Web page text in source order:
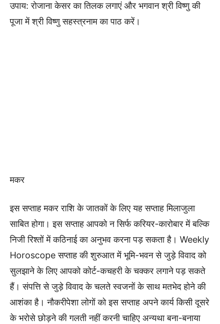
उपाय: रोजाना केसर का तिलक लगाएं और भगवान श्री विष्णु की
पूजा में श्री विष्णु सहस्त्रनाम का पाठ करें।
मकर
इस सप्ताह मकर राशि के जातकों के लिए यह सप्ताह मिलाजुला
साबित होगा। इस सप्ताह आपको न सिर्फ करियर-कारोबार में बल्कि
निजी रिश्तों में कठिनाई का अनुभव करना पड़ सकता है। Weekly
Horoscope सप्ताह की शुरुआत में भूमि-भवन से जुड़े विवाद को
सुलझाने के लिए आपको कोर्ट-कचहरी के चक्कर लगाने पड़ सकते
हैं। संपत्ति से जुड़े विवाद के चलते स्वजनों के साथ मतभेद होने की
आशंका है। नौकरीपेशा लोगों को इस सप्ताह अपने कार्य किसी दूसरे
के भरोसे छोड़ने की गलती नहीं करनी चाहिए अन्यथा बना-बनाया